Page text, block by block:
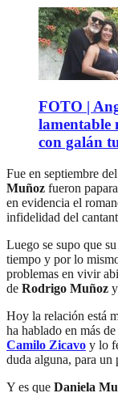
FOTO |
lamentable
con galán
Fue en septiembre
Muñoz fueron
en evidencia el
infidelidad del
Luego se supo que
tiempo y por lo
problemas en vivir
de Rodrigo Muñoz y
Hoy la relación está
ha hablado en más
Camilo Zicavo y lo
duda alguna, para un
Y es que Daniela